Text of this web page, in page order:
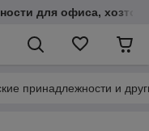
для офиса,
принадлежности и